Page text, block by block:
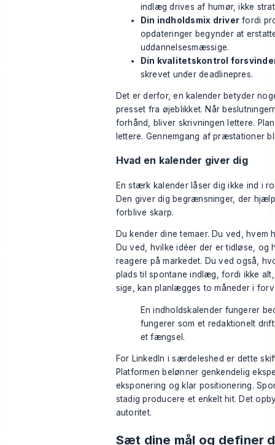
indlæg drives af humør, ikke
Din indholdsmix driverfordi
opdateringer begynder at
uddannelsesmæssige.
Din kvalitetskontrol
skrevet under deadlinepres.
Det er derfor, en kalender betyder
presset fra øjeblikket. Når
forhånd, bliver skrivningen lettere.
lettere. Gennemgang af præstationer
Hvad en kalender giver dig
En stærk kalender låser dig ikke ind i
Den giver dig begrænsninger, der
forblive skarp.
Du kender dine temaer. Du ved, hvem
Du ved, hvilke idéer der er tidløse, og
reagere på markedet. Du ved også,
plads til spontane indlæg, fordi ikke
sige, kan planlægges to måneder i
En indholdskalender fungerer
fungerer som et redaktionelt
et fængsel.
For LinkedIn i særdeleshed er dette
Platformen belønner genkendelig
eksponering og klar positionering.
stadig producere et enkelt hit. Det
autoritet.
Sæt dine mål og definer